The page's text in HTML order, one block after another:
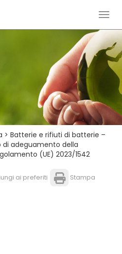
> Batterie e rifiuti di batterie –
di adeguamento della
(UE) 2023/1542
ai preferiti Stampa